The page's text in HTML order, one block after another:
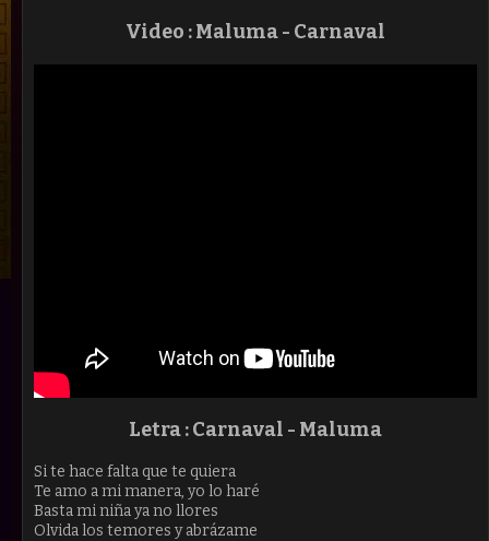
Video : Maluma - Carnaval
Letra :Carnaval - Maluma
Si te hace falta que te quiera
Te amo a mi manera, yo lo haré
Basta mi niña ya no llores
Olvida los temores y abrázame